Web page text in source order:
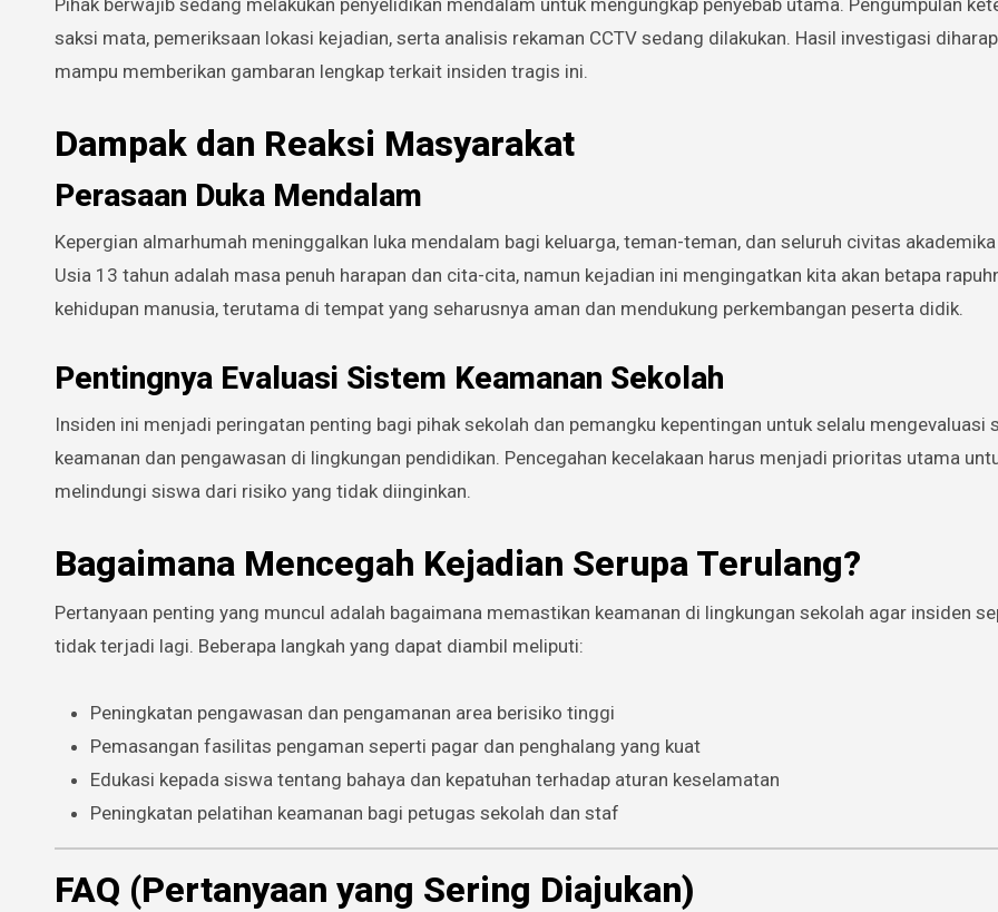
saksi mata, pemeriksaan lokasi kejadian, serta analisis rekaman CCTV sedang dilakukan. Hasil investigasi
mampu memberikan gambaran lengkap terkait insiden tragis ini.
Dampak dan Reaksi Masyarakat
Perasaan Duka Mendalam
Kepergian almarhumah meninggalkan luka mendalam bagi keluarga, teman-teman, dan seluruh civitas
Usia 13 tahun adalah masa penuh harapan dan cita-cita, namun kejadian ini mengingatkan kita akan betapa
kehidupan manusia, terutama di tempat yang seharusnya aman dan mendukung perkembangan peserta didik.
Pentingnya Evaluasi Sistem Keamanan Sekolah
Insiden ini menjadi peringatan penting bagi pihak sekolah dan pemangku kepentingan untuk selalu mengevaluasi
keamanan dan pengawasan di lingkungan pendidikan. Pencegahan kecelakaan harus menjadi prioritas utama
melindungi siswa dari risiko yang tidak diinginkan.
Bagaimana Mencegah Kejadian Serupa Terulang?
Pertanyaan penting yang muncul adalah bagaimana memastikan keamanan di lingkungan sekolah agar insiden
tidak terjadi lagi. Beberapa langkah yang dapat diambil meliputi:
Peningkatan pengawasan dan pengamanan area berisiko tinggi
Pemasangan fasilitas pengaman seperti pagar dan penghalang yang kuat
Edukasi kepada siswa tentang bahaya dan kepatuhan terhadap aturan keselamatan
Peningkatan pelatihan keamanan bagi petugas sekolah dan staf
FAQ (Pertanyaan yang Sering Diajukan)